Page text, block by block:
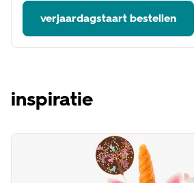
verjaardagstaart bestellen
inspiratie